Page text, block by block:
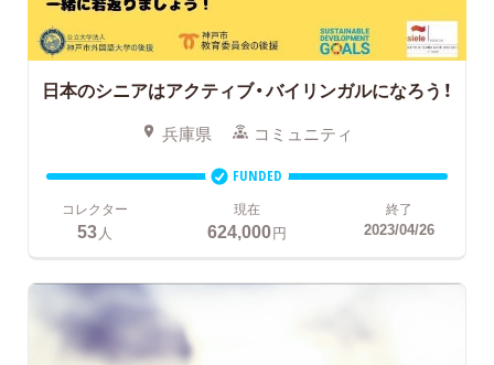
日本のシニアはアクティブ・バイリンガルになろう！
兵庫県 コミュニティ
FUNDED
コレクター
53 人
現在
624,000円
終了
2023/04/26